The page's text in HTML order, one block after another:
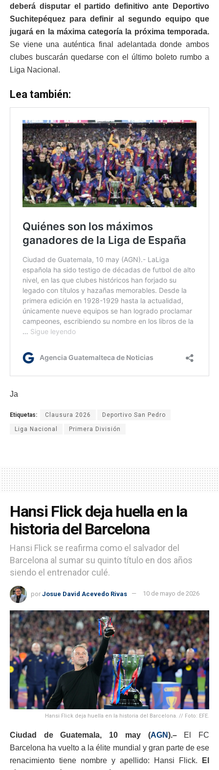
deberá disputar el partido definitivo ante
Deportivo
Suchitepéquez para definir al segundo equipo que
jugará en la máxima categoría la próxima temporada.
Se viene una auténtica final adelantada donde ambos
clubes buscarán quedarse con el último boleto rumbo a
Liga Nacional.
Lea también:
Ja
Etiquetas: Clausura 2026 Deportivo San Pedro
Liga Nacional Primera División
Hansi Flick deja huella en la
historia del Barcelona
Hansi Flick se reafirma como el salvador del
Barcelona al sumar su quinto título en dos años
siendo el entrenador culé.
por Josue David Acevedo Rivas 10 de mayo de 2026
Hansi Flick deja huella en la historia del Barcelona. // Foto: EFE.
Ciudad de Guatemala, 10 may (AGN).– El
FC
Barcelona ha vuelto a la élite mundial y gran parte de ese
renacimiento tiene nombre y apellido:
Hansi Flick.
El